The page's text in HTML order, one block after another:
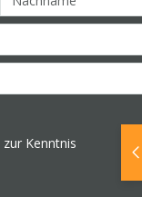
zur Kenntnis